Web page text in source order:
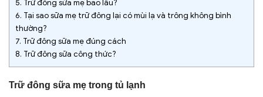
5. Trữ đông sữa mẹ bao lâu?
6. Tại sao sữa mẹ trữ đông lại có mùi lạ và trông không bình
thường?
7. Trữ đông sữa mẹ đúng cách
8. Trữ đông sữa công thức?
Trữ đông sữa mẹ trong tủ lạnh